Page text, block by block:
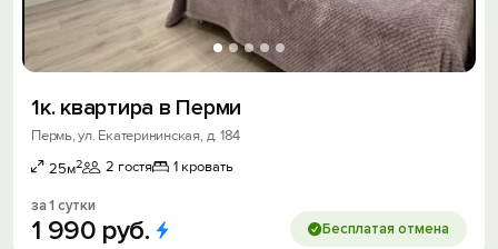
1к. квартира в Перми
Пермь, ул. Екатерининская, д. 184
25м2 2 гостя 1 кровать
за 1 сутки
1 990 руб. Бесплатая отмена